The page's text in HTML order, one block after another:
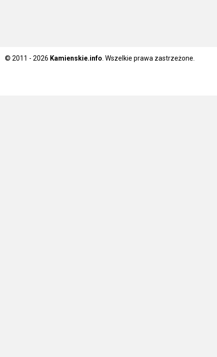
© 2011 - 2026 Kamienskie.info . Wszelkie prawa zastrzeżone.